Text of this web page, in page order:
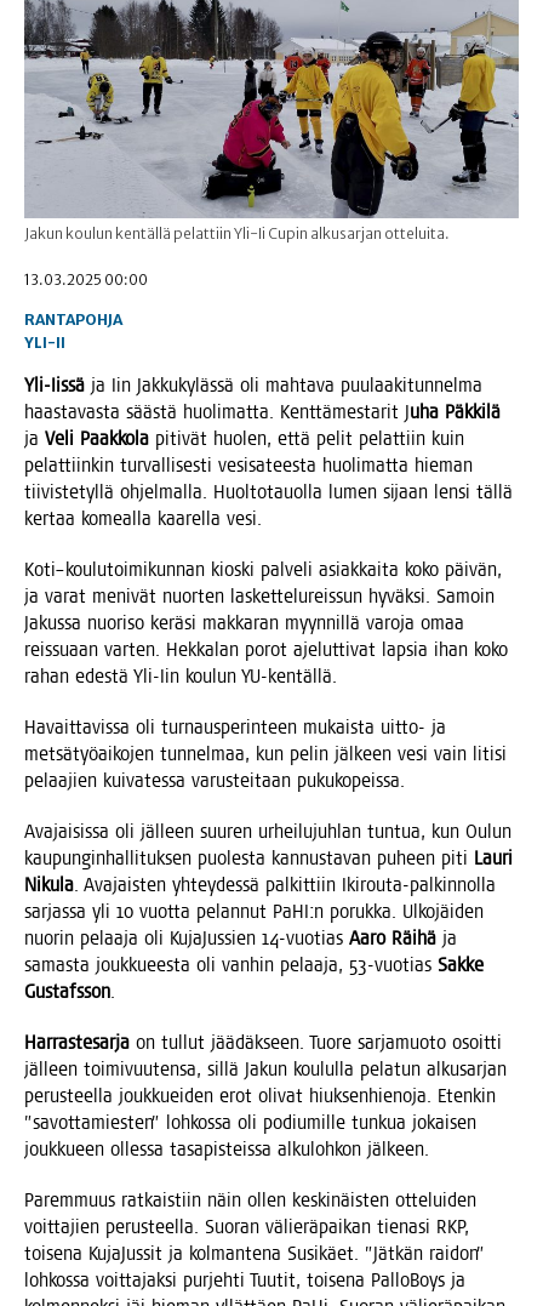
Jakun koulun kentällä pelattiin Yli-Ii Cupin alkusarjan otteluita.
13.03.2025 00:00
RANTAPOHJA
YLI-II
Yli-Iis­sä ja Iin Jak­ku­ky­läs­sä oli mah­ta­va puu­laa­ki­tun­nel­ma
haas­ta­vas­ta sääs­tä huo­li­mat­ta. Kent­tä­mes­ta­rit Juha Päk­ki­lä
ja Veli Paak­ko­la piti­vät huo­len, että pelit pelat­tiin kuin
pelat­tiin­kin tur­val­li­ses­ti vesi­sa­tees­ta huo­li­mat­ta hie­man
tii­vis­te­tyl­lä ohjel­mal­la. Huol­to­tauol­la lumen sijaan len­si täl­lä
ker­taa komeal­la kaa­rel­la vesi.
Koti–koulutoimikunnan kios­ki pal­ve­li asiak­kai­ta koko päi­vän,
ja varat meni­vät nuor­ten las­ket­te­lu­reis­sun hyväk­si. Samoin
Jakus­sa nuo­ri­so kerä­si mak­ka­ran myyn­nil­lä varo­ja omaa
reis­su­aan var­ten. Hek­ka­lan porot aje­lut­ti­vat lap­sia ihan koko
rahan edes­tä Yli-Iin kou­lun YU-kentällä.
Havait­ta­vis­sa oli tur­naus­pe­rin­teen mukais­ta uit­to- ja
met­sä­työ­ai­ko­jen tun­nel­maa, kun pelin jäl­keen vesi vain liti­si
pelaa­jien kui­va­tes­sa varus­tei­taan pukukopeissa.
Ava­jai­sis­sa oli jäl­leen suu­ren urhei­lu­juh­lan tun­tua, kun Oulun
kau­pun­gin­hal­li­tuk­sen puo­les­ta kan­nus­ta­van puheen piti Lau­ri
Niku­la. Ava­jais­ten yhtey­des­sä pal­kit­tiin Iki­rou­ta-pal­kin­nol­la
sar­jas­sa yli 10 vuot­ta pelan­nut PaHI:n poruk­ka. Ulko­jäi­den
nuo­rin pelaa­ja oli Kuja­Jus­sien 14-vuo­tias Aaro Räi­hä ja
samas­ta jouk­ku­ees­ta oli van­hin pelaa­ja, 53-vuo­tias Sak­ke
Gus­tafs­son.
Har­ras­te­sar­ja on tul­lut jää­däk­seen. Tuo­re sar­ja­muo­to osoit­ti
jäl­leen toi­mi­vuu­ten­sa, sil­lä Jakun kou­lul­la pela­tun alkusar­jan
perus­teel­la jouk­kuei­den erot oli­vat hiuk­sen­hie­no­ja. Eten­kin
”savot­ta­mies­ten” loh­kos­sa oli podiu­mil­le tun­kua jokai­sen
jouk­ku­een olles­sa tasa­pis­teis­sa alku­loh­kon jälkeen.
Parem­muus rat­kais­tiin näin ollen kes­ki­näis­ten otte­lui­den
voit­ta­jien perus­teel­la. Suo­ran välie­rä­pai­kan tie­na­si RKP,
toi­se­na Kuja­Jus­sit ja kol­man­te­na Susi­käet. ”Jät­kän rai­don”
loh­kos­sa voit­ta­jak­si pur­jeh­ti Tuu­tit, toi­se­na Pal­lo­Bo­ys ja